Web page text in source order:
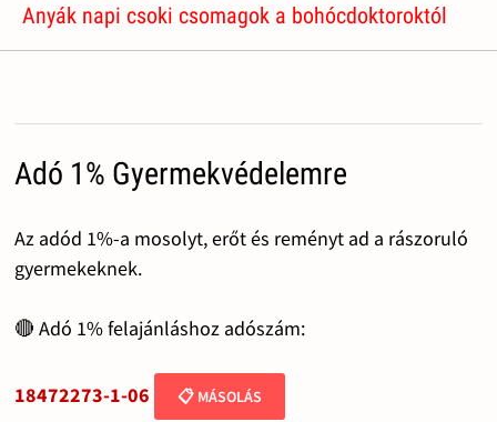
Anyák napi csoki csomagok a bohócdoktoroktól
Adó 1% Gyermekvédelemre
Az adód 1%-a mosolyt, erőt és reményt ad a rászoruló
gyermekeknek.
🔴 Adó 1% felajánláshoz adószám:
18472273-1-06 📋 MÁSOLÁS